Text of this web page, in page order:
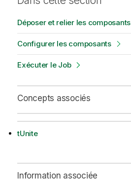
Déposer et relier les composants
Configurer les composants
Exécuter le Job
Concepts associés
tUnite
Information associée